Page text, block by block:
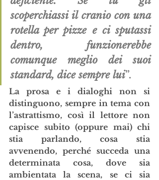
scoperchiassi il cranio con una
rotella per pizze e ci sputassi
dentro, funzionerebbe
comunque meglio dei suoi
standard, dice sempre lui”.
La prosa e i dialoghi non si
distinguono, sempre in tema con
l’astrattismo, così il lettore non
capisce subito (oppure mai) chi
stia parlando, cosa stia
avvenendo, perché succeda una
determinata cosa, dove sia
ambientata la scena, se ci sia